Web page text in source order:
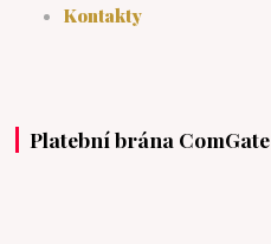
Kontakty
Platební brána ComGate